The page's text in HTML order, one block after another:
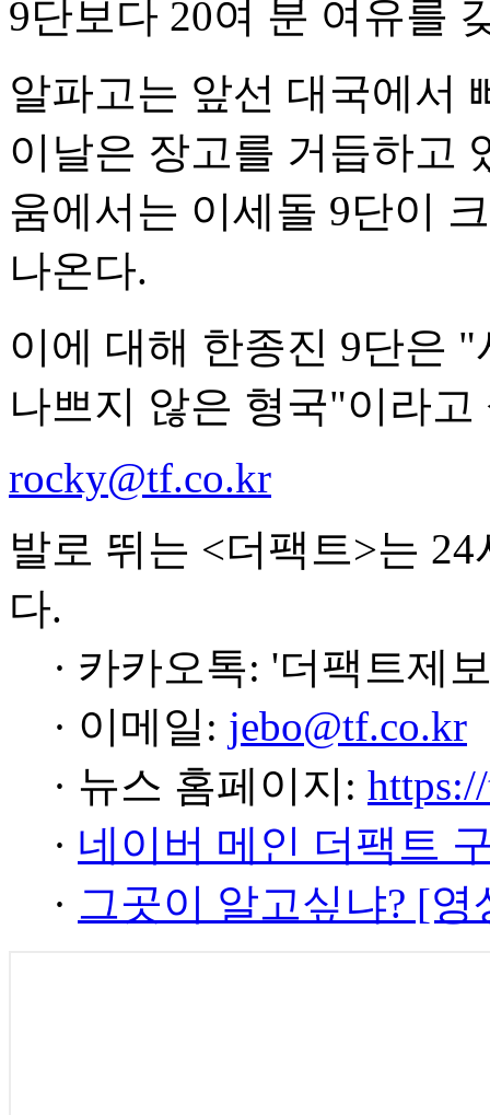
9단보다 20여 분 여유를
알파고는 앞선 대국에서
이날은 장고를 거듭하고
움에서는 이세돌 9단이
나온다.
이에 대해 한종진 9단은
나쁘지 않은 형국"이라고
rocky@tf.co.kr
발로 뛰는 <더팩트>는
다.
· 카카오톡: '더팩트제
· 이메일: jebo@tf.co.kr
· 뉴스 홈페이지:
· 네이버 메인 더팩트
· 그곳이 알고싶냐? [